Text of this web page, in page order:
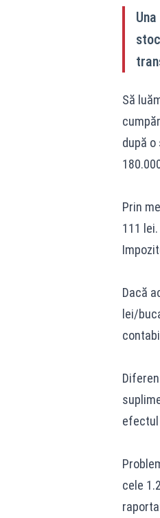
Să
după
Prin
111
Dacă
lei/
cele